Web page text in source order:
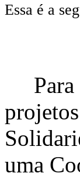
Essa é a
Para
uma